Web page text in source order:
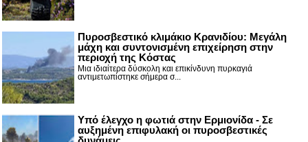
Πυροσβεστικό κλιμάκιο Κρανιδίου: Μεγάλη
μάχη και συντονισμένη επιχείρηση στην
περιοχή της Κόστας
Μια ιδιαίτερα δύσκολη και επικίνδυνη πυρκαγιά
αντιμετωπίστηκε σήμερα σ...
Υπό έλεγχο η φωτιά στην Ερμιονίδα - Σε
αυξημένη επιφυλακή οι πυροσβεστικές